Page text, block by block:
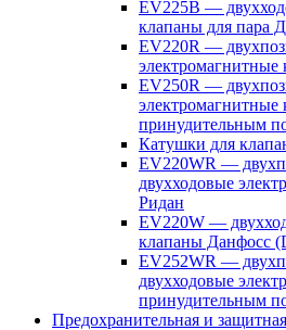
EV225B —
клапаны для пара
EV220R —
электромагнитные
EV250R —
электромагнитные
принудительным
Катушки для
EV220WR —
двухходовые
Ридан
EV220W —
клапаны Данфосс
EV252WR —
двухходовые
принудительным
Предохранительная и